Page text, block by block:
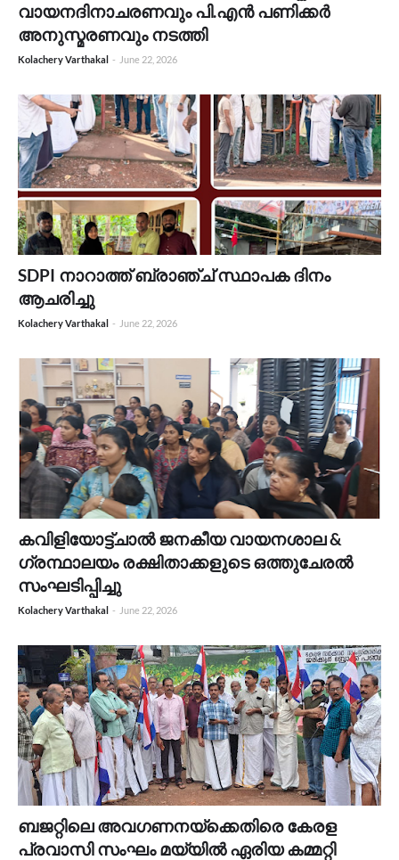
വായനദിനാചരണവും പി.എൻ പണിക്കർ
അനുസ്മരണവും നടത്തി
Kolachery Varthakal - June 22, 2026
SDPI നാറാത്ത് ബ്രാഞ്ച് സ്ഥാപക ദിനം
ആചരിച്ചു
Kolachery Varthakal - June 22, 2026
കവിളിയോട്ട്ചാൽ ജനകീയ വായനശാല &
ഗ്രന്ഥാലയം രക്ഷിതാക്കളുടെ ഒത്തുചേരൽ
സംഘടിപ്പിച്ചു
Kolachery Varthakal - June 22, 2026
ബജറ്റിലെ അവഗണനയ്‌ക്കെതിരെ കേരള
പ്രവാസി സംഘം മയ്യിൽ ഏരിയ കമ്മറ്റി